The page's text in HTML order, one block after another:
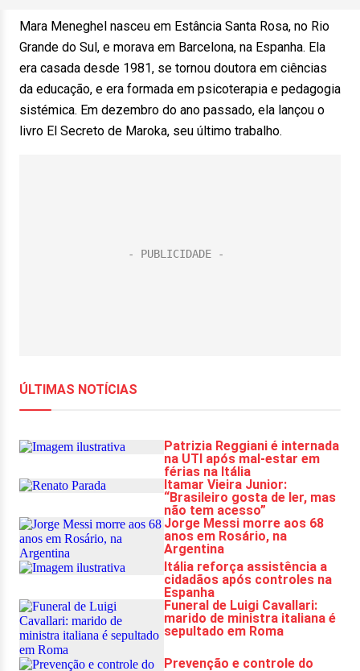
Mara Meneghel nasceu em Estância Santa Rosa, no Rio
Grande do Sul, e morava em Barcelona, na Espanha. Ela
era casada desde 1981, se tornou doutora em ciências
da educação, e era formada em psicoterapia e pedagogia
sistémica. Em dezembro do ano passado, ela lançou o
livro El Secreto de Maroka, seu último trabalho.